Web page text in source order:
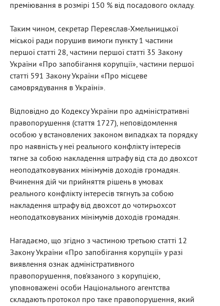
преміювання в розмірі 150 % від посадового окладу.
Таким чином, секретар Переяслав-Хмельницької
міської ради порушив вимоги пункту 1 частини
першої статті 28, частини першої статті 35 Закону
України «Про запобігання корупції», частини першої
статті 591 Закону України «Про місцеве
самоврядування в Україні».
Відповідно до Кодексу України про адміністративні
правопорушення (стаття 1727), неповідомлення
особою у встановлених законом випадках та порядку
про наявність у неї реального конфлікту інтересів
тягне за собою накладення штрафу від ста до двохсот
неоподатковуваних мінімумів доходів громадян.
Вчинення дій чи прийняття рішень в умовах
реального конфлікту інтересів тягнуть за собою
накладення штрафу від двохсот до чотирьохсот
неоподатковуваних мінімумів доходів громадян.
Нагадаємо, що згідно з частиною третьою статті 12
Закону України «Про запобігання корупції» у разі
виявлення ознак адміністративного
правопорушення, пов’язаного з корупцією,
уповноважені особи Національного агентства
складають протокол про таке правопорушення, який